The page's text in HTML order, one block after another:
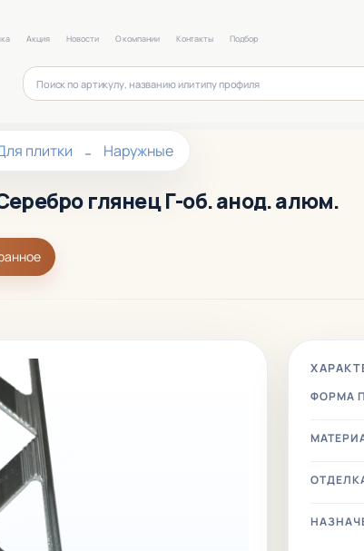
Акция Новости О компании Контакты Подбор
плитки Наружные
глянец Г-об. анод. алюм.
ФОРМА